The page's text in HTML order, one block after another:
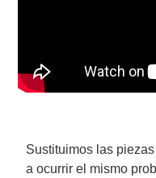
Sustituimos las
a ocurrir el mismo